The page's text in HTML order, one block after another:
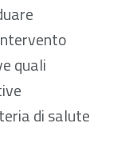
quali
di salute